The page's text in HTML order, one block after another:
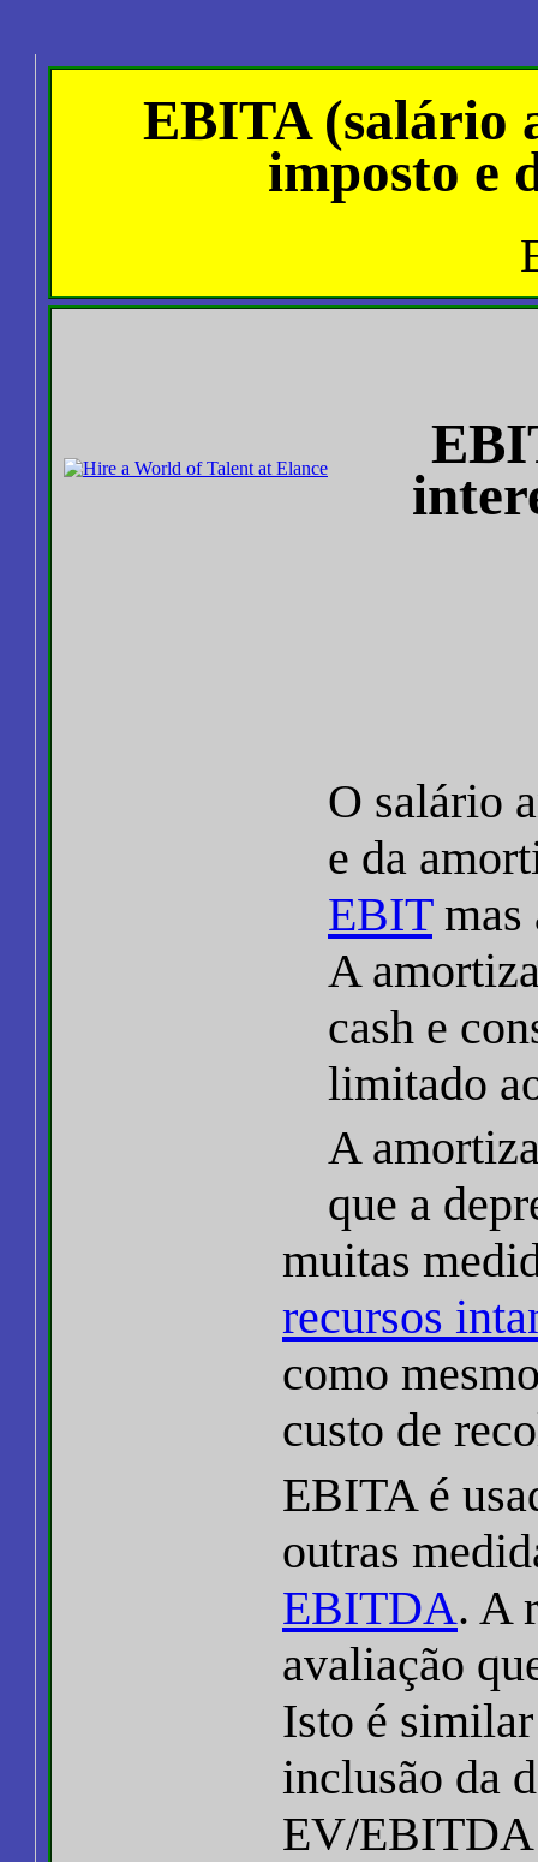
EBITA (salário
imposto e
O salário
e da
EBITmas
A
cash e
limitado
A
que a
muitas
recursos
como
custo de
EBITA é
outras
EBITDA. A
avaliação
Isto é
inclusão da
EV/EBITDA